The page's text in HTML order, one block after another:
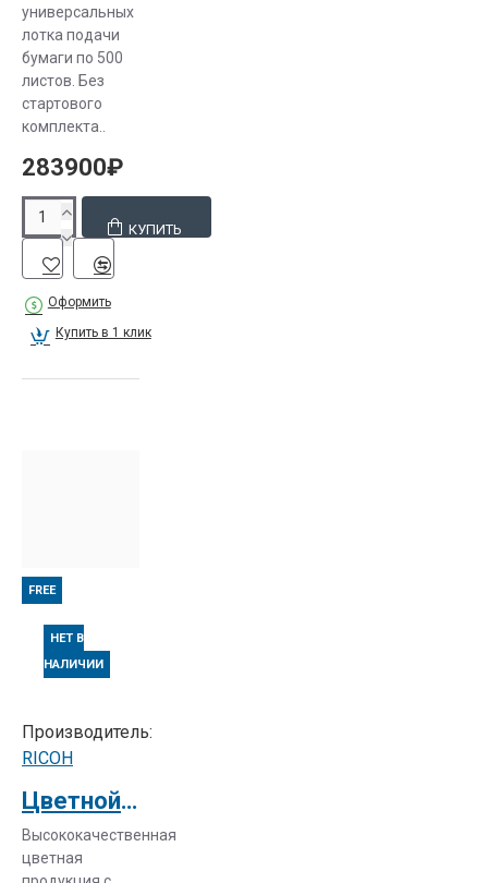
универсальных
лотка подачи
бумаги по 500
листов. Без
стартового
комплекта..
283900₽
КУПИТЬ
Оформить
Купить в 1 клик
FREE
НЕТ В
НАЛИЧИИ
Производитель:
RICOH
Цветной принтер сканер Aficio MP C2030AD (414968)
Высококачественная
цветная